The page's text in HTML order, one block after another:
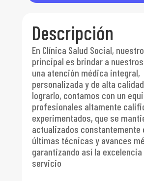
Descripción
En Clínica Salud Social,
principal es brindar a
una atención médica integral,
personalizada y de alta
lograrlo, contamos con un
profesionales altamente
experimentados, que se
actualizados constantemente
últimas técnicas y avances
garantizando así la
servicio